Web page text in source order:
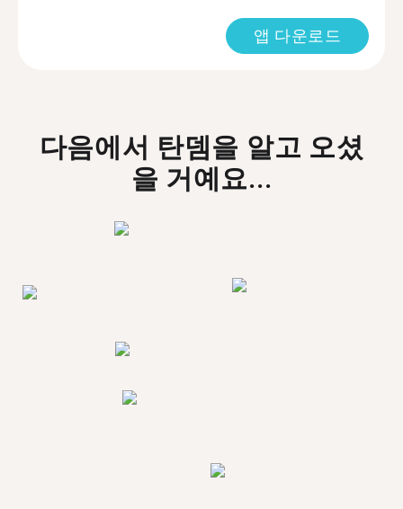
앱 다운로드
다음에서 탄뎀을 알고 오셨
을 거예요...